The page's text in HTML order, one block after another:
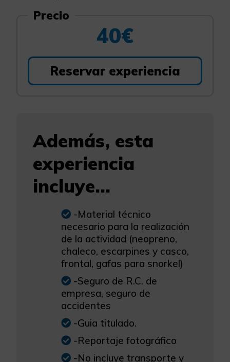
Precio
40€
Reservar experiencia
Además, esta
experiencia
incluye...
-Material técnico
necesario para la realización
de la actividad (neopreno,
chaleco, escarpines y casco,
frontal, gafas para snorkel)
-Seguro de R.C. de
empresa, seguro de
accidentes
-Guia titulado.
-Reportaje fotográfico
-No incluye transporte y